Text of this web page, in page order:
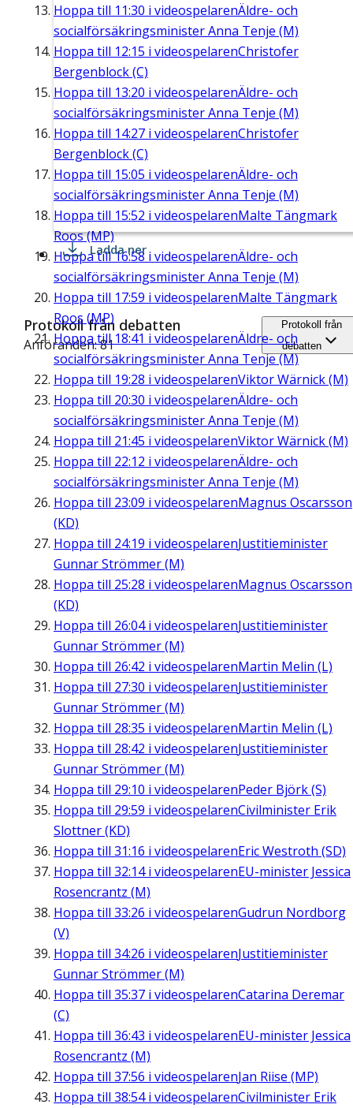
Hoppa till 11:30 i videospelarenÄldre- och
socialförsäkringsminister Anna Tenje (M)
Hoppa till 12:15 i videospelarenChristofer
Bergenblock (C)
Hoppa till 13:20 i videospelarenÄldre- och
socialförsäkringsminister Anna Tenje (M)
Hoppa till 14:27 i videospelarenChristofer
Bergenblock (C)
Hoppa till 15:05 i videospelarenÄldre- och
socialförsäkringsminister Anna Tenje (M)
Hoppa till 15:52 i videospelarenMalte Tängmark
Roos (MP)
Hoppa till16:58 i videospelarenÄldre- och
socialförsäkringsminister Anna Tenje (M)
Hoppa till 17:59 i videospelarenMalte Tängmark
Roos (MP)
Hoppa till 18:41 i videospelarenÄldre- och
socialförsäkringsminister Anna Tenje (M)
Hoppa till 19:28 i videospelarenViktor Wärnick (M)
Hoppa till 20:30 i videospelarenÄldre- och
socialförsäkringsminister Anna Tenje (M)
Hoppa till 21:45 i videospelarenViktor Wärnick (M)
Hoppa till 22:12 i videospelarenÄldre- och
socialförsäkringsminister Anna Tenje (M)
Hoppa till 23:09 i videospelarenMagnus Oscarsson
(KD)
Hoppa till 24:19 i videospelarenJustitieminister
Gunnar Strömmer (M)
Hoppa till 25:28 i videospelarenMagnus Oscarsson
(KD)
Hoppa till 26:04i videospelarenJustitieminister
Gunnar Strömmer (M)
Hoppa till 26:42 i videospelarenMartin Melin (L)
Hoppa till 27:30 i videospelarenJustitieminister
Gunnar Strömmer (M)
Hoppa till 28:35 i videospelarenMartin Melin (L)
Hoppa till 28:42 i videospelarenJustitieminister
Gunnar Strömmer (M)
Hoppa till 29:10 i videospelarenPeder Björk (S)
Hoppa till 29:59 i videospelarenCivilminister Erik
Slottner (KD)
Hoppa till 31:16 i videospelarenEric Westroth (SD)
Hoppa till 32:14i videospelarenEU-minister Jessica
Rosencrantz (M)
Hoppa till 33:26 i videospelarenGudrun Nordborg
(V)
Hoppa till 34:26 i videospelarenJustitieminister
Gunnar Strömmer (M)
Hoppa till 35:37 i videospelarenCatarina Deremar
(C)
Hoppa till 36:43 i videospelarenEU-minister Jessica
Rosencrantz (M)
Hoppa till 37:56 i videospelarenJan Riise (MP)
Hoppa till 38:54i videospelarenCivilminister Erik
Ladda ner
Protokoll från debatten
Anföranden: 81
Protokoll från
debatten